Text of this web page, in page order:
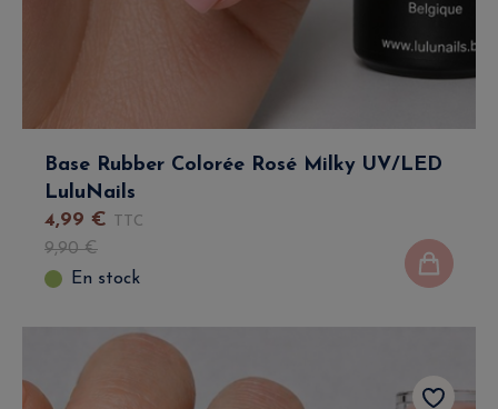
Base Rubber Colorée Rosé Milky UV/LED
LuluNails
4,99 € TTC
9,90€
En stock